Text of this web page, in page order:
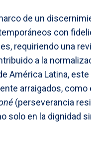
de un
con
requiriendo una
a la
América Latina,
arraigados, como
(perseverancia
solo en la dignidad